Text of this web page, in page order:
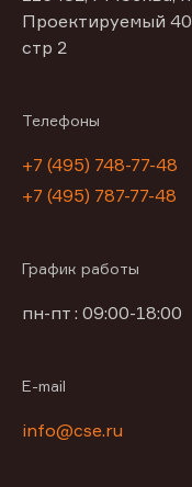
Проектируемый
стр 2
Телефоны
+7 (495) 748-77-48
+7 (495) 787-77-48
График работы
пн-пт : 09:00-18:00
E-mail
info@cse.ru